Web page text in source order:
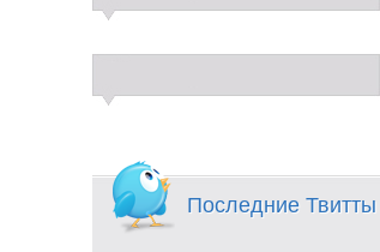
Последние Твитты